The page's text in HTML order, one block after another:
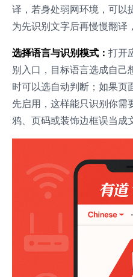
译，若身处弱网环境，可以
为先识别文字后再慢慢翻译
选择语言与识别模式： 打开
别入口，目标语言选成自己
时可以选自动判断；如果页
先启用，这样能只识别你需
鸦、页码或装饰边框误当成